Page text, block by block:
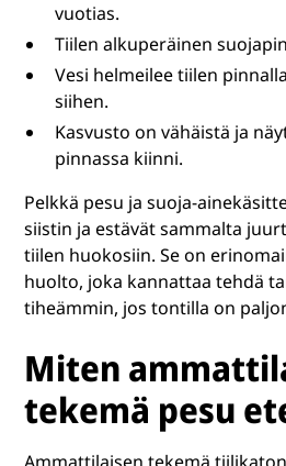
vuotias.
Tiilen alkuperäinen
Vesi helmeilee tiilen
siihen.
Kasvusto on vähäistä ja
pinnassa kiinni.
Pelkkä pesu ja suoja-
siistin ja estävät sammalta
tiilen huokosiin. Se on
huolto, joka kannattaa tehdä
tiheämmin, jos tontilla on
Miten
tekemä pesu